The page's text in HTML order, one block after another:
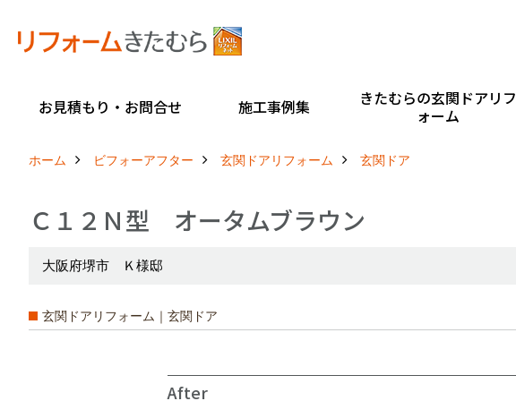
お見積もり・お問合せ 施工事例集
きたむらの玄関ドアリフ
ォーム
ホーム ビフォーアフター 玄関ドアリフォーム 玄関ドア
Ｃ１２Ｎ型 オータムブラウン
大阪府堺市 Ｋ様邸
玄関ドアリフォーム｜玄関ドア
After